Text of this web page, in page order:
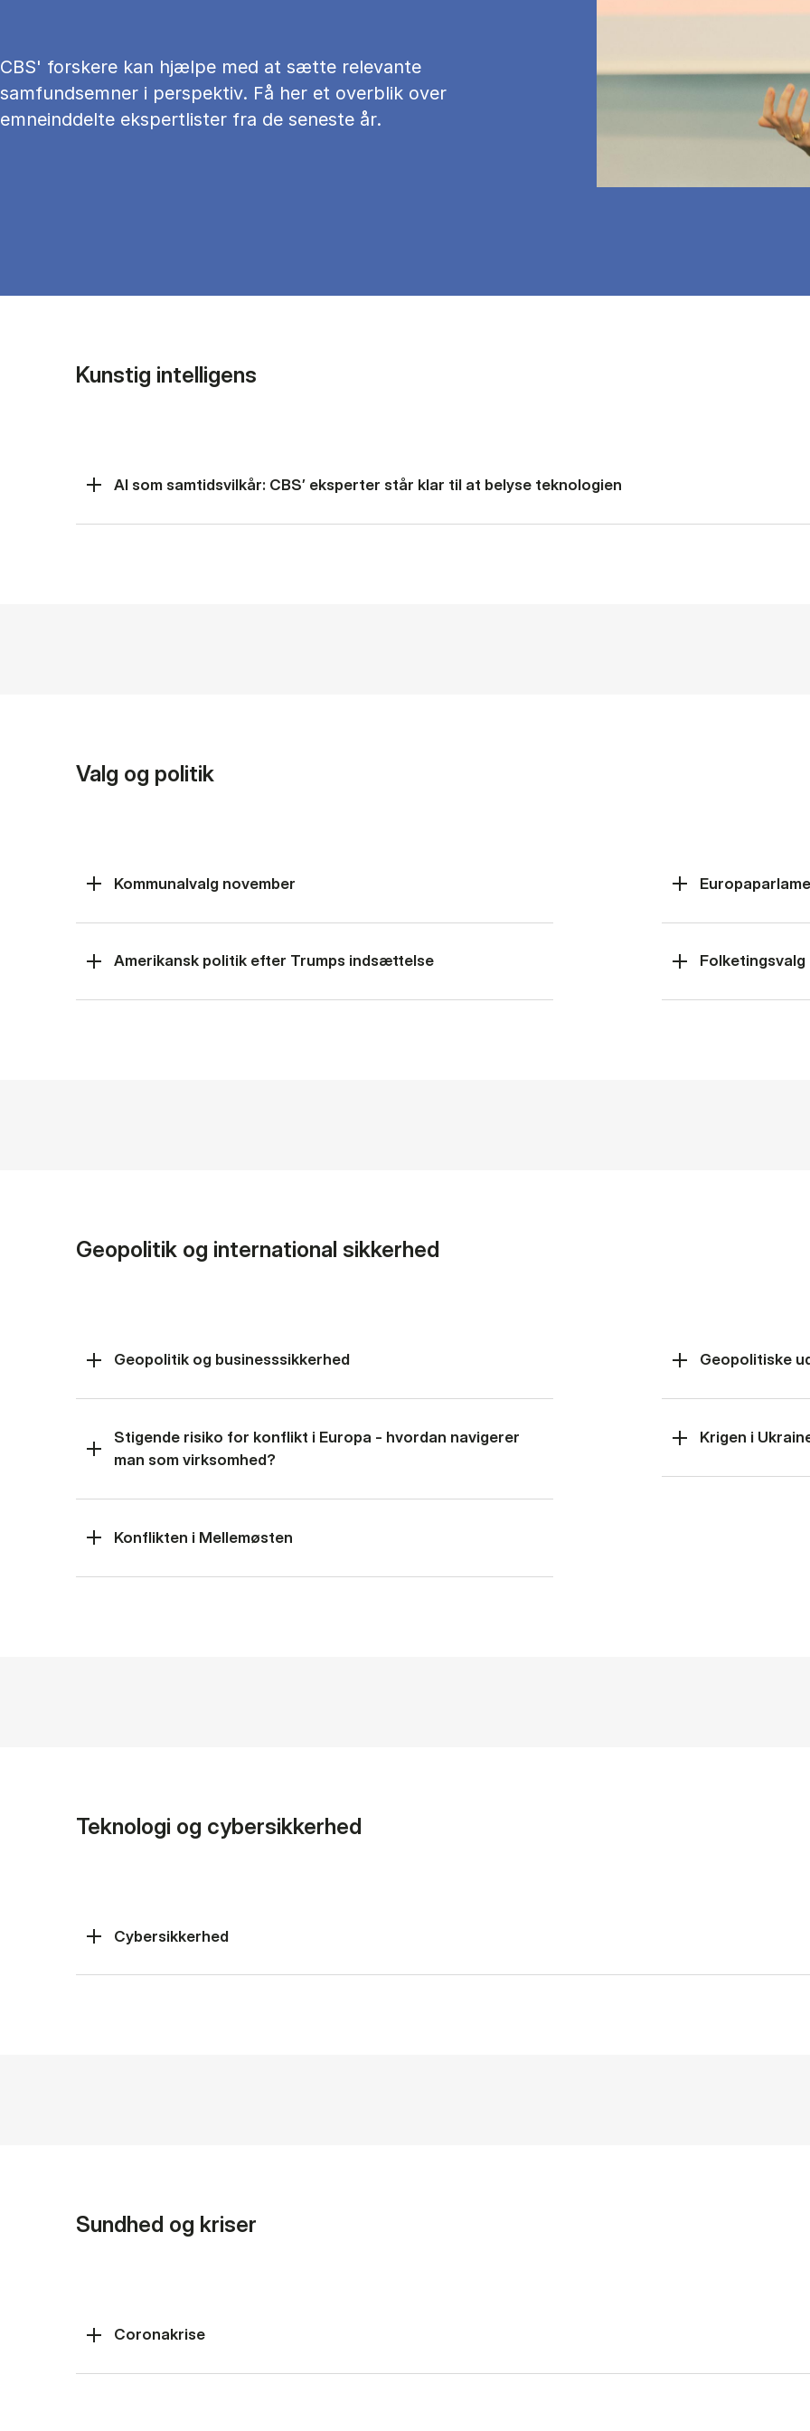
CBS' forskere kan hjælpe med at sætte relevante
samfundsemner i perspektiv. Få her et overblik over
emneinddelte ekspertlister fra de seneste år.
Kunstig intelligens
AI som samtidsvilkår: CBS’ eksperter står klar til at belyse teknologien
Valg og politik
Kommunalvalg november
Amerikansk politik efter Trumps indsættelse Folketingsvalg
Geopolitik og international sikkerhed
Geopolitik og businesssikkerhed
Stigende risiko for konflikt i Europa - hvordan navigerer
man som virksomhed?
Konflikten i Mellemøsten
Geopolitiske
Krigen i
Teknologi og cybersikkerhed
Cybersikkerhed
Sundhed og kriser
Coronakrise